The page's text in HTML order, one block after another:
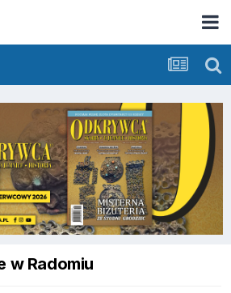
w Radomiu